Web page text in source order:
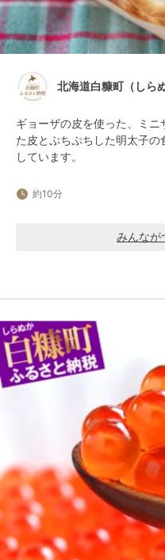
北海道白糠町（しら
ギョーザの皮を使った、ミ
た皮とぷちぷちした明太子
しています。
約10分
みんなが